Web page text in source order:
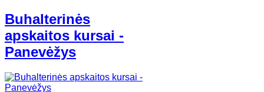
Buhalterinės
apskaitos kursai -
Panevėžys